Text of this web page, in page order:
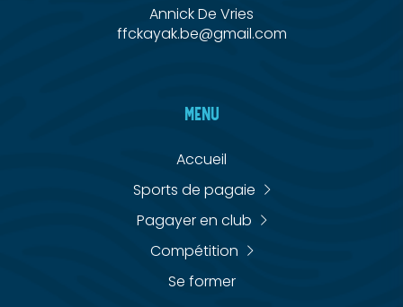
Annick De Vries
ffckayak.be@gmail.com
MENU
Accueil
Sports de pagaie
Pagayer en club
Compétition
Se former